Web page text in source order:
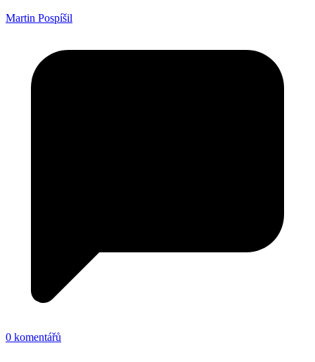
Martin Pospíšil
0 komentářů